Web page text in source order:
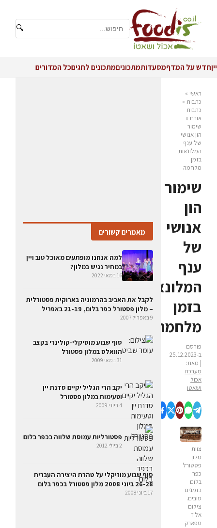
🔍
ייןחדש על המדףמסעדותמתכוניםמתכונים לחגיםכל המדורים
ראשי »
כתבות »
כתבות
אורח »
שימור
הון אנושי
של ענף
המלונאות
בזמן
מלחמה
שימור
הון
אנושי
של
ענף
המלונאות
בזמן
מלחמה
פורסם
ב-25.12.2023
| מאת:
מערכת
אכול
ושאטו
צוות
מלון
פסטורל
כפר
בלום
בזמנים
טובים.
צילום
אליז
ספארק
מאמרים קשורים
למה אנחנו מופתעים מאוכל טוב ויין
במחיר נגיש במלון?
16 במאי 2022
לקבל את האביב בהרמוניה בארוקית פסטורלית
– מלון פסטורל כפר בלום, 21-19 באפריל
9 באפריל 2007
סוף שבוע מוסיקלי-קולינרי בקצב
הוואלס במלון פסטורל
31 במאי 2009
יקב הרי הגליל יקיים סדנת יין
וטעימות במלון פסטורל
4 ביוני 2009
פסטורליות עמוסת שלווה בכפר בלום
2 ביולי 2012
סוף שבוע מוזיקלי על טהרת היצירה העברית
26-28 ביוני 2008 מלון פסטורל בכפר בלום
17 ביוני 2008